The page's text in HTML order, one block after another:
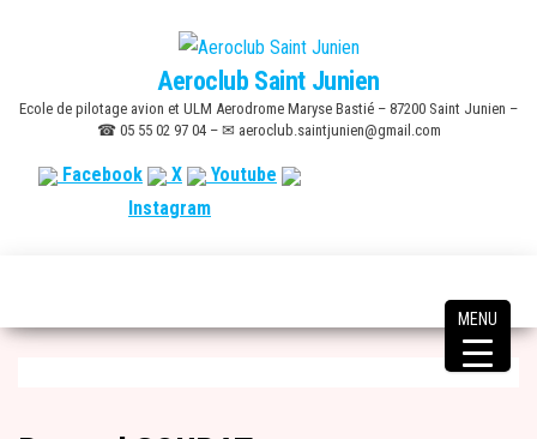
content
Aeroclub Saint Junien
Ecole de pilotage avion et ULM Aerodrome Maryse Bastié – 87200 Saint Junien –
☎ 05 55 02 97 04 – ✉ aeroclub.saintjunien@gmail.com
Facebook X
Youtube
Instagram
MENU